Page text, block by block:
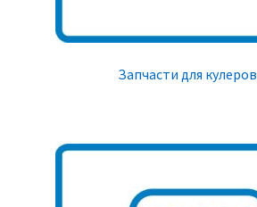
Запчасти для кулеров